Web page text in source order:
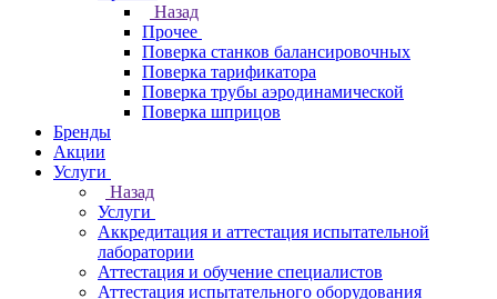
Назад
Прочее
Поверка станков балансировочных
Поверка тарификатора
Поверка трубы аэродинамической
Поверка шприцов
Бренды
Акции
Услуги
Назад
Услуги
Аккредитация и аттестация испытательной
лаборатории
Аттестация и обучение специалистов
Аттестация испытательного оборудования